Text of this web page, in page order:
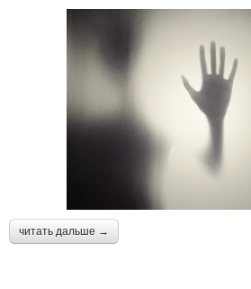
читать дальше →